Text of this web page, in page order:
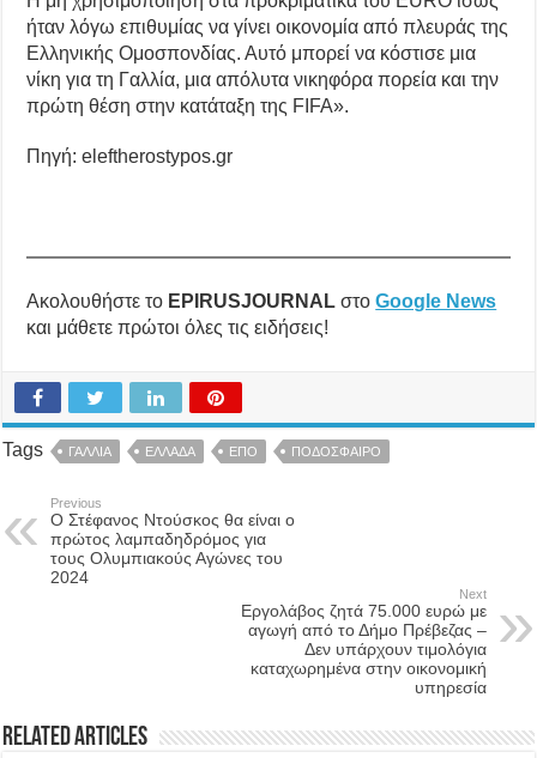
ήταν λόγω επιθυμίας να γίνει οικονομία από πλευράς της
Ελληνικής Ομοσπονδίας. Αυτό μπορεί να κόστισε μια
νίκη για τη Γαλλία, μια απόλυτα νικηφόρα πορεία και την
πρώτη θέση στην κατάταξη της FIFA».
Πηγή: eleftherostypos.gr
Ακολουθήστε το EPIRUSJOURNAL στοGoogle News
και μάθετε πρώτοι όλες τις ειδήσεις!
Tags ΓΑΛΛΙΑ ΕΛΛΑΔΑ ΕΠΟ ΠΟΔΟΣΦΑΙΡΟ
Previous
Ο Στέφανος Ντούσκος θα είναι ο
πρώτος λαμπαδηδρόμος για
τους Ολυμπιακούς Αγώνες του
2024
Next
Εργολάβος ζητά 75.000 ευρώ με
αγωγή από το Δήμο Πρέβεζας –
Δεν υπάρχουν τιμολόγια
καταχωρημένα στην οικονομική
υπηρεσία
Related Articles